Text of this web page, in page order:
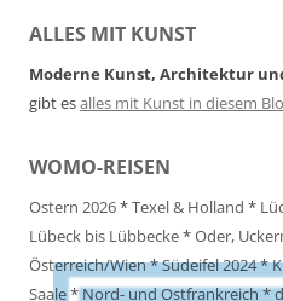
ALLES MIT KUNST
Moderne Kunst, Architektur
gibt esalles mit Kunst in diesem
WOMO-REISEN
Ostern 2026*Texel & Holland *
Lübeck bis Lübbecke*Oder,
Österreich/Wien*Südeifel 2024*
Saale*Nord- und Ostfrankreich*